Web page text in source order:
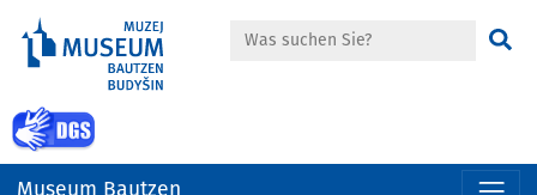
Suche